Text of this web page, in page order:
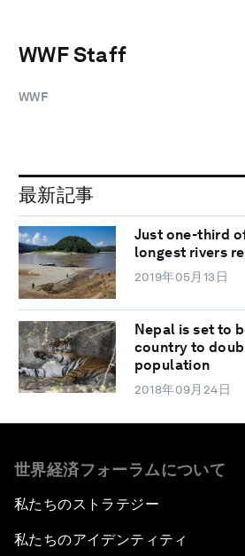
WWF Staff
WWF
最新記事
Just one-third
longest rivers
2019年05月13日
Nepal is set to
country to
population
2018年09月24日
世界経済フォーラムについて
私たちのストラテジー
私たちのアイデンティティ